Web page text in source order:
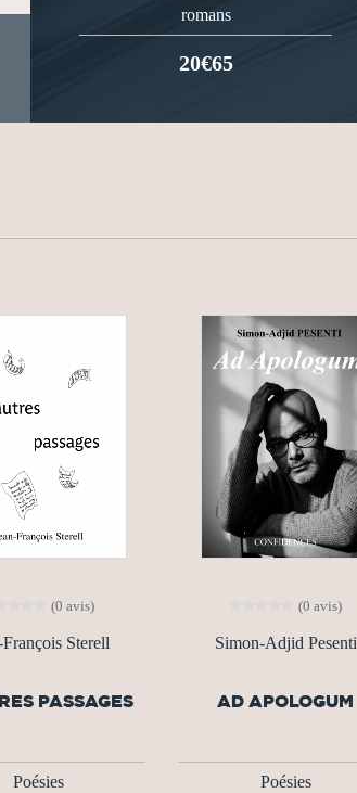
romans
20€65
(0 avis)
François Sterell
PASSAGES
Poésies
(0 avis)
Simon-Adjid Pesenti
AD APOLOGUM
Poésies